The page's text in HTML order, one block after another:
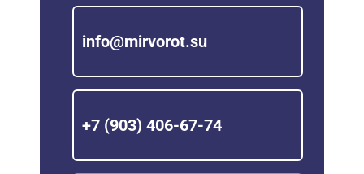
info@mirvorot.su
+7 (903) 406-67-74